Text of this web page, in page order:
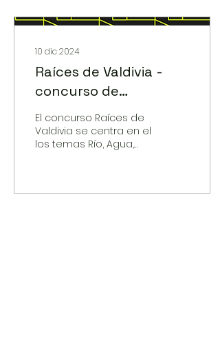
10 dic 2024
Raíces de Valdivia -
concurso de
fotografía
El concurso Raíces de
Valdivia se centra en el
los temas Río, Agua,
lente